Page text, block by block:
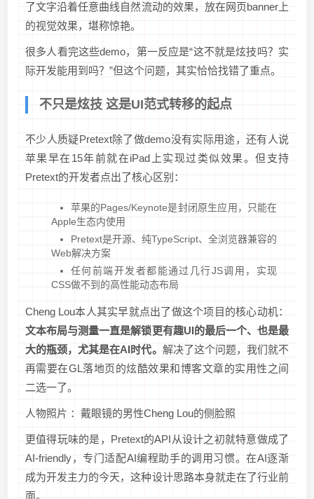
了文字沿着任意曲线自然流动的效果，放在网页banner上
的视觉效果，堪称惊艳。
很多人看完这些demo，第一反应是“这不就是炫技吗？实
际开发能用到吗？”但这个问题，其实恰恰找错了重点。
不只是炫技 这是UI范式转移的起点
不少人质疑Pretext除了做demo没有实际用途，还有人说
苹果早在15年前就在iPad上实现过类似效果。但支持
Pretext的开发者点出了核心区别：
苹果的Pages/Keynote是封闭原生应用，只能在
Apple生态内使用
Pretext是开源、纯TypeScript、全浏览器兼容的
Web解决方案
任何前端开发者都能通过几行JS调用，实现
CSS做不到的高性能动态布局
Cheng Lou本人其实早就点出了做这个项目的核心动机：
文本布局与测量一直是解锁更有趣UI的最后一个、也是最
大的瓶颈，尤其是在AI时代。 解决了这个问题，我们就不
再需要在GL落地页的炫酷效果和博客文章的实用性之间
二选一了。
人物照片 ：戴眼镜的男性Cheng Lou的侧脸照
更值得玩味的是，Pretext的API从设计之初就特意做成了
AI-friendly，专门适配AI编程助手的调用习惯。在AI逐渐
成为开发主力的今天，这种设计思路本身就走在了行业前
面。